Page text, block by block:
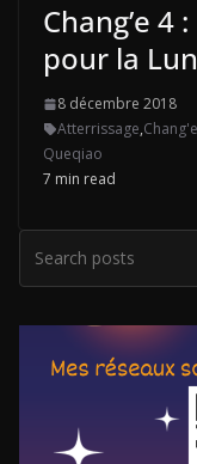
Chang’e 4
pour la
8 décembre 2018
Atterrissage,
Queqiao
7 min read